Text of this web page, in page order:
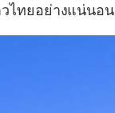
ไทยอย่างแน่นอน